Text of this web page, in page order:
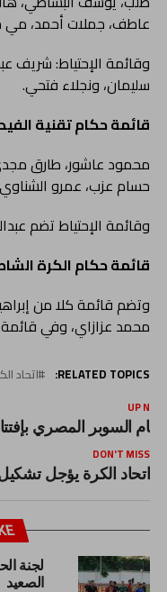
عاطف، جملات أحمد،
وقائمة الإحتياط: شريف
سليمان، ونجلاء فتحي.
قائمة حكام تقنية
محمود عاشور، طارق
حسام عزب، عمرو
وقائمة الإحتياط تضم
قائمة حكام الكرة
وتضم قائمة كلا من
محمد عزازاي، وفي قائمة
RELATED TOPICS: اتحاد
UP
السوبر المصري
DON'T MISS
اتحاد الكرة يؤجل
لجنة
الصعيد